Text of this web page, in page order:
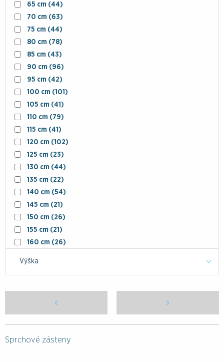
65 cm (44)
70 cm (63)
75 cm (44)
80 cm (78)
85 cm (43)
90 cm (96)
95 cm (42)
100 cm (101)
105 cm (41)
110 cm (79)
115 cm (41)
120 cm (102)
125 cm (23)
130 cm (44)
135 cm (22)
140 cm (54)
145 cm (21)
150 cm (26)
155 cm (21)
160 cm (26)
Výška
Sprchové zásteny